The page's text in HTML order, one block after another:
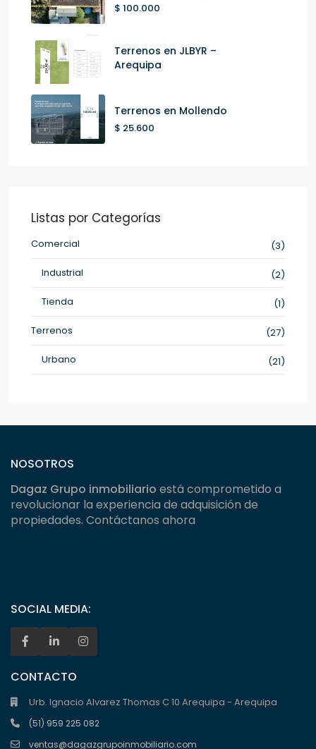
$ 100.000
Terrenos en JLBYR –
Arequipa
Terrenos en Mollendo
$ 25.600
Listas por Categorías
Comercial
(3)
Industrial
(2)
Tienda
(1)
Terrenos
(27)
Urbano
(21)
NOSOTROS
Dagaz Grupo inmobiliario está comprometido a
revolucionar la experiencia de adquisición de
propiedades. Contáctanos ahora
SOCIAL MEDIA:
CONTACTO
Urb. Ignacio Alvarez Thomas C 10 Arequipa - Arequipa
(51) 959 225 082
ventas@dagazgrupoinmobiliario.com